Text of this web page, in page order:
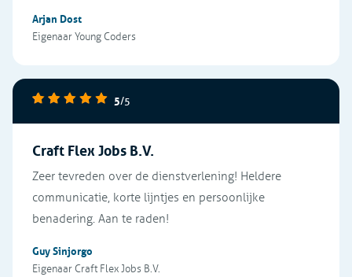
Arjan Dost
Eigenaar Young Coders
5/5
Craft Flex Jobs B.V.
Zeer tevreden over de dienstverlening! Heldere
communicatie, korte lijntjes en persoonlijke
benadering. Aan te raden!
Guy Sinjorgo
Eigenaar Craft Flex Jobs B.V.